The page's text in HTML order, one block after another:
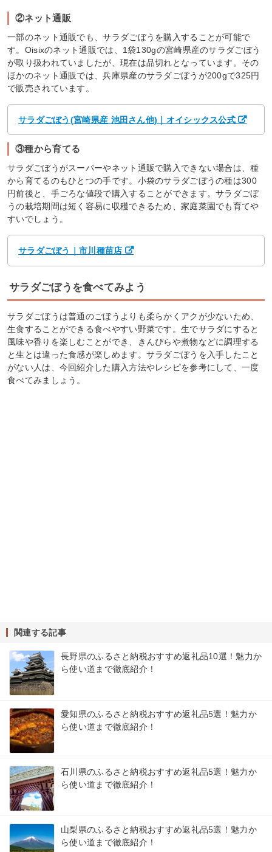
②ネット通販
一部のネット通販でも、サラダごぼうを購入することが可能で
す。Oisixのネット通販では、1袋130gの宮崎県産のサラダごぼう
が取り扱われていましたが、現在は品切れとなっています。その
ほかのネット通販では、兵庫県産のサラダごぼうが200gで325円
で販売されています。
サラダごぼう(宮崎県産 池田さん他)｜オイシックス公式
③種から育てる
サラダごぼうがスーパーやネット通販で購入できない場合は、種
から育てるのもひとつの手です。小袋のサラダごぼうの種は300
円前後と、手ごろな値段で購入することができます。サラダごぼ
うの栽培期間は短く容易に収穫できるため、家庭菜園でも育てや
すいでしょう。
サラダごぼう｜市川種苗店
サラダごぼうを食べてみよう
サラダごぼうは普通のごぼうよりも柔らかくアクが少ないため、
生食することができる食べやすい野菜です。生でサラダにすると
風味や香りを楽しむことができ、きんぴらや煮物などに調理する
と生とは違った食感が楽しめます。サラダごぼうを入手したこと
がない人は、今回紹介した購入方法やレシピを参考にして、一度
食べてみましょう。
関連する記事
長野県のふるさと納税おすすめ返礼品10選！魅力か
ら使い道まで徹底紹介！
愛知県のふるさと納税おすすめ返礼品5選！魅力か
ら使い道まで徹底紹介！
石川県のふるさと納税おすすめ返礼品5選！魅力か
ら使い道まで徹底紹介！
山梨県のふるさと納税おすすめ返礼品5選！魅力か
ら使い道まで徹底紹介！